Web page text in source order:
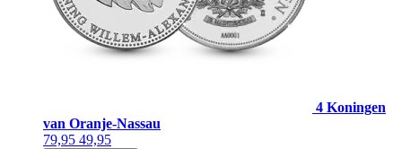
4 Koningen
van Oranje-Nassau
79,95 49,95